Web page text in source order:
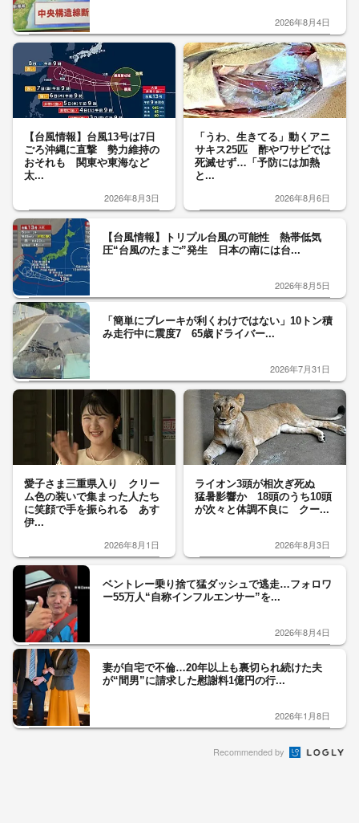
2026年8月4日
【台風情報】台風13号は7日
ごろ沖縄に直撃 勢力維持の
おそれも 関東や東海など
太...
2026年8月3日
「うわ、生きてる」動くアニ
サキス25匹 酢やワサビでは
死滅せず…「予防には加熱
と...
2026年8月6日
【台風情報】トリプル台風の可能性 熱帯低気
圧“台風のたまご”発生 日本の南には台...
2026年8月5日
「簡単にブレーキが利くわけではない」10トン積
み走行中に震度7 65歳ドライバー...
2026年7月31日
愛子さま三重県入り クリー
ム色の装いで集まった人たち
に笑顔で手を振られる あす
伊...
2026年8月1日
ライオン3頭が相次ぎ死ぬ
猛暑影響か 18頭のうち10頭
が次々と体調不良に クー...
2026年8月3日
ベントレー乗り捨て猛ダッシュで逃走…フォロワ
ー55万人“自称インフルエンサー”を...
2026年8月4日
妻が自宅で不倫…20年以上も裏切られ続けた夫
が“間男”に請求した慰謝料1億円の行...
2026年1月8日
Recommended by